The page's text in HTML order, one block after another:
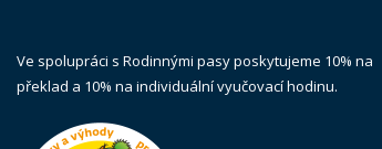
Ve spolupráci s Rodinnými pasy poskytujeme 10% na
překlad a 10% na individuální vyučovací hodinu.